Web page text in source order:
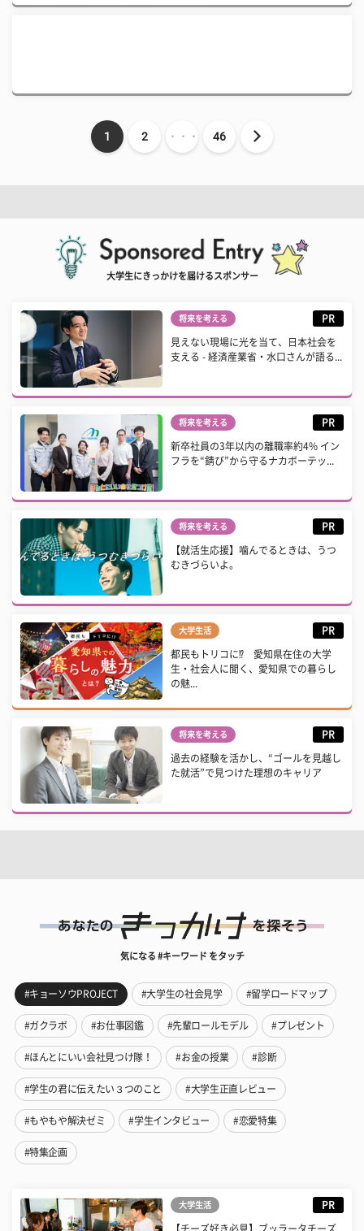
1 2 ・・・ 46
大学生にきっかけを届けるスポンサー
将来を考える PR
見えない現場に光を当て、日本社会を
支える - 経済産業省・水口さんが語る...
将来を考える PR
新卒社員の3年以内の離職率約4% イン
フラを“錆び”から守るナカボーテッ...
将来を考える PR
【就活生応援】噛んでるときは、うつ
むきづらいよ。
大学生活 PR
都民もトリコに⁉ 愛知県在住の大学
生・社会人に聞く、愛知県での暮らし
の魅...
将来を考える PR
過去の経験を活かし、“ゴールを見越し
た就活”で見つけた理想のキャリア
気になる #キーワード をタッチ
#キョーソウPROJECT #大学生の社会見学 #留学ロードマップ
#ガクラボ #お仕事図鑑 #先輩ロールモデル #プレゼント
#ほんとにいい会社見つけ隊！ #お金の授業 #診断
#学生の君に伝えたい３つのこと #大学生正直レビュー
#もやもや解決ゼミ #学生インタビュー #恋愛特集
#特集企画
大学生活 PR
【チーズ好き必見】ブッラータチーズ